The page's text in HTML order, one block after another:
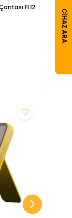
FL12
CIHAZ ARA